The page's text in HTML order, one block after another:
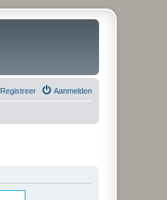
Aanmelden
Registreer